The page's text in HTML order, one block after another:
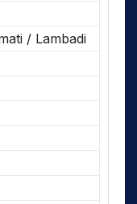
/ Lambadi